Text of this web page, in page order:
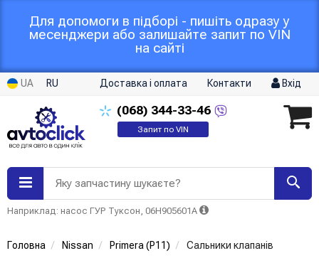
Для допомоги в підборі - пишіть одразу у
месенджери або залишайте запит по VIN
на сайті
UA RU Доставка і оплата Контакти Вхід
(068) 344-33-46
Запит по VIN
Яку запчастину шукаєте?
Наприклад: насос ГУР Туксон, 06H905601A
Головна Nissan Primera (P11) Сальники клапанів